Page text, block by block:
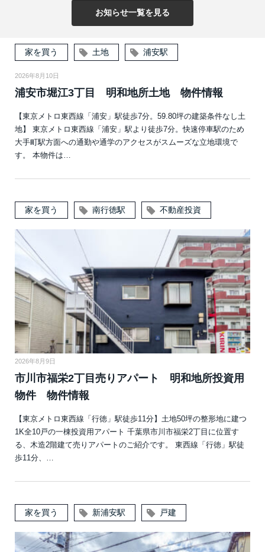
お知らせ一覧を見る
家を買う 土地 浦安駅
2026年8月10日
浦安市堀江3丁目 明和地所土地 物件情報
【東京メトロ東西線「浦安」駅徒歩7分。59.80坪の建築条件なし土
地】 東京メトロ東西線「浦安」駅より徒歩7分。快速停車駅のため
大手町駅方面への通勤や通学のアクセスがスムーズな立地環境で
す。 本物件は…
家を買う 南行徳駅 不動産投資
2026年8月9日
市川市福栄2丁目売りアパート 明和地所投資用
物件 物件情報
【東京メトロ東西線「行徳」駅徒歩11分】土地50坪の整形地に建つ
1K全10戸の一棟投資用アパート 千葉県市川市福栄2丁目に位置す
る、木造2階建て売りアパートのご紹介です。 東西線「行徳」駅徒
歩11分、…
家を買う 新浦安駅 戸建